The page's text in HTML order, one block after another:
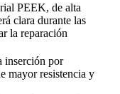
PEEK, de alta
clara durante las
la reparación
inserción por
mayor resistencia y